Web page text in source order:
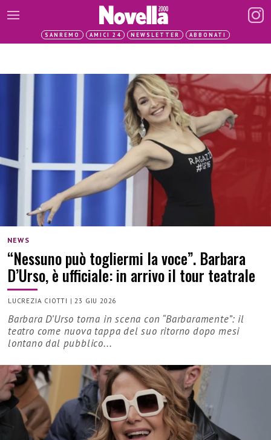
SANREMO AMICI 24 NEWSLETTER ABBONATI
NEWS
“Nessuno può togliermi la voce”. Barbara
D’Urso, è ufficiale: in arrivo il tour teatrale
LUCREZIA CIOTTI |23 GIU 2026
Barbara D’Urso torna in scena con “Barbaramente”: il
teatro come nuova tappa del suo ritorno dopo mesi
lontano dal pubblico...